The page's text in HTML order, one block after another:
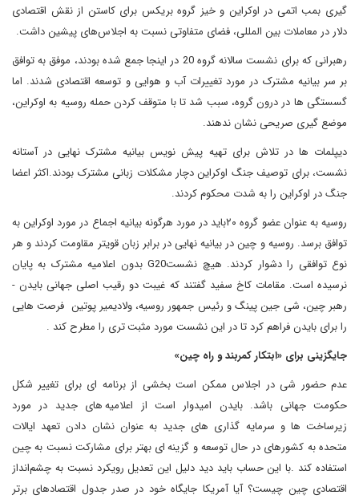
گیری بمب اتمی در اوکراین و خیز گروه بریکس برای کاستن از نقش اقتصادی
دلار در معاملات بین المللی، فضای متفاوتی نسبت به اجلاس‌های پیشین داشت.
رهبرانی که برای نشست سالانه گروه 20 در اینجا جمع شده بودند، موفق به توافق
بر سر بیانیه مشترک در مورد تغییرات آب و هوایی و توسعه اقتصادی شدند. اما
گسستگی ها در درون گروه، سبب شد تا با متوقف کردن حمله روسیه به اوکراین،
موضع گیری صریحی نشان ندهند.
دیپلمات ها در تلاش برای تهیه پیش نویس بیانیه مشترک نهایی در آستانه
نشست، برای توصیف جنگ اوکراین دچار مشکلات زبانی مشترک بودند.اکثر اعضا
جنگ در اوکراین را به شدت محکوم کردند.
روسیه به عنوان عضو گروه ۲۰باید در مورد هرگونه بیانیه اجماع در مورد اوکراین به
توافق برسد. روسیه و چین در بیانیه نهایی در برابر زبان قویتر مقاومت کردند و هر
نوع توافقی را دشوار کردند. هیچ نشستG20 بدون اعلامیه مشترک به پایان
نرسیده است. مقامات کاخ سفید گفتند که غیبت دو رقیب اصلی جهانی بایدن -
رهبر چین، شی جین پینگ و رئیس جمهور روسیه، ولادیمیر پوتین فرصت هایی
را برای بایدن فراهم کرد تا در این نشست مورد مثبت تری را مطرح کند .
جایگزینی برای «ابتکار کمربند و راه چین»
عدم حضور شی در اجلاس ممکن است بخشی از برنامه ای برای تغییر شکل
حکومت جهانی باشد. بایدن امیدوار است از اعلامیه های جدید در مورد
زیرساخت ها و سرمایه گذاری های جدید به عنوان نشان دادن تعهد ایالات
متحده به کشورهای در حال توسعه و گزینه ای بهتر برای مشارکت نسبت به چین
استفاده کند .با این حساب باید دید دلیل این تعدیل رویکرد نسبت به چشم‌انداز
اقتصادی چین چیست؟ آیا آمریکا جایگاه خود در صدر جدول اقتصادهای برتر